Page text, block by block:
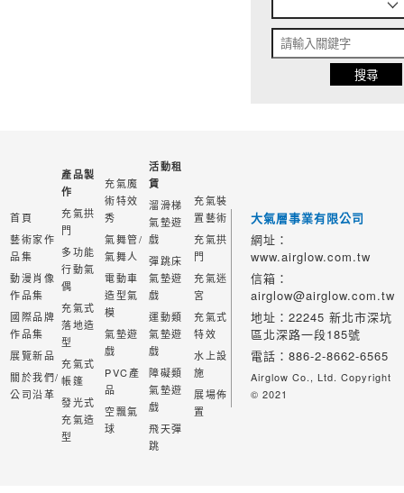
首頁
藝術家作
品集
動漫肖像
作品集
國際品牌
作品集
展覽新品
關於我們/
公司沿革
產品製
作
充氣拱
門
多功能
行動氣
偶
充氣式
落地造
型
充氣式
帳篷
發光式
充氣造
型
充氣魔
術特效
秀
氣舞管/
氣舞人
電動車
造型氣
模
氣墊遊
戲
PVC產
品
空飄氣
球
活動租
賃
溜滑梯
氣墊遊
戲
彈跳床
氣墊遊
戲
運動類
氣墊遊
戲
障礙類
氣墊遊
戲
飛天彈
跳
充氣裝
置藝術
充氣拱
門
充氣迷
宮
充氣式
特效
水上設
施
展場佈
置
大氣層事業有限公司
網址：
www.airglow.com.tw
信箱：
airglow@airglow.com.tw
地址：22245 新北市深坑
區北深路一段185號
電話：886-2-8662-6565
Airglow Co., Ltd. Copyright
© 2021